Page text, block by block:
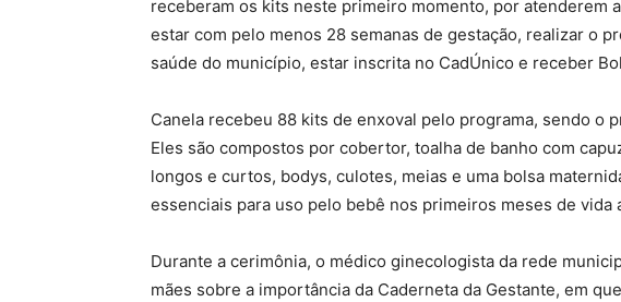
receberam os kits neste primeiro momento, por atenderem
estar com pelo menos 28 semanas de gestação, realizar o
saúde do município, estar inscrita no CadÚnico e receber
Canela recebeu 88 kits de enxoval pelo programa, sendo o
Eles são compostos por cobertor, toalha de banho com
longos e curtos, bodys, culotes, meias e uma bolsa
essenciais para uso pelo bebê nos primeiros meses de vida
Durante a cerimônia, o médico ginecologista da rede
mães sobre a importância da Caderneta da Gestante, em